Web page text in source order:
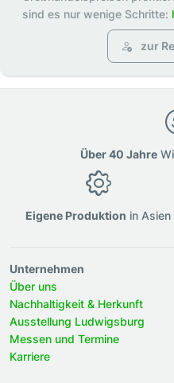
sind es nur wenige Schritte:
zur
Über 40 Jahre
Eigene Produktion in Asien
Unternehmen
Über uns
Nachhaltigkeit & Herkunft
Ausstellung Ludwigsburg
Messen und Termine
Karriere